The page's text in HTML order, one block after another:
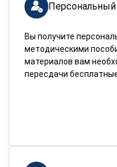
Персональный
Вы получите
методическими
материалов вам
пересдачи